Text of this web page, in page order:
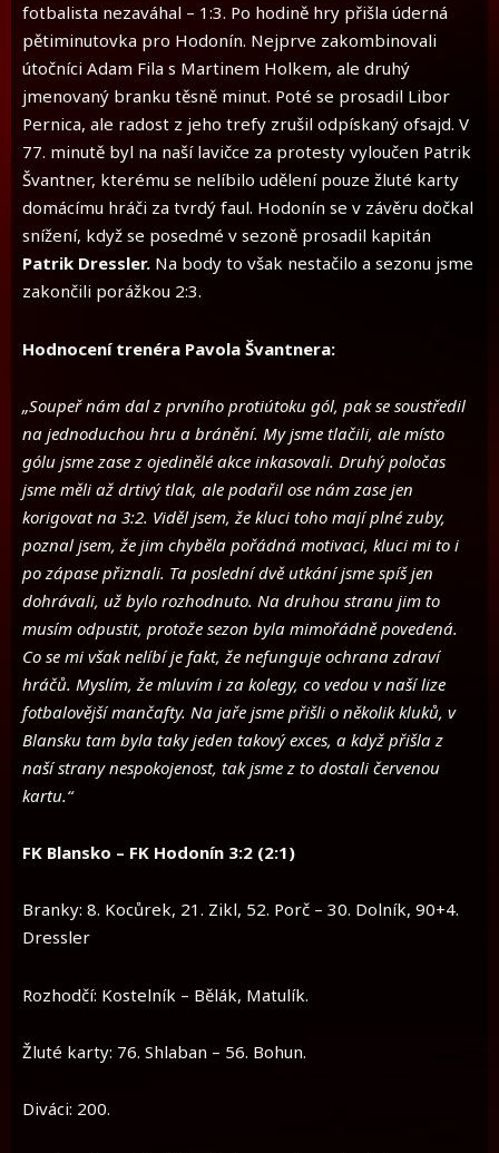
fotbalista nezaváhal – 1:3. Po hodině hry přišla úderná
pětiminutovka pro Hodonín. Nejprve zakombinovali
útočníci Adam Fila s Martinem Holkem, ale druhý
jmenovaný branku těsně minut. Poté se prosadil Libor
Pernica, ale radost z jeho trefy zrušil odpískaný ofsajd. V
77. minutě byl na naší lavičce za protesty vyloučen Patrik
Švantner, kterému se nelíbilo udělení pouze žluté karty
domácímu hráči za tvrdý faul. Hodonín se v závěru dočkal
snížení, když se posedmé v sezoně prosadil kapitán
Patrik Dressler. Na body to však nestačilo a sezonu jsme
zakončili porážkou 2:3.
Hodnocení trenéra Pavola Švantnera:
„Soupeř nám dal z prvního protiútoku gól, pak se soustředil
na jednoduchou hru a bránění. My jsme tlačili, ale místo
gólu jsme zase z ojedinělé akce inkasovali. Druhý poločas
jsme měli až drtivý tlak, ale podařil ose nám zase jen
korigovat na 3:2. Viděl jsem, že kluci toho mají plné zuby,
poznal jsem, že jim chyběla pořádná motivaci, kluci mi to i
po zápase přiznali. Ta poslední dvě utkání jsme spíš jen
dohrávali, už bylo rozhodnuto. Na druhou stranu jim to
musím odpustit, protože sezon byla mimořádně povedená.
Co se mi však nelíbí je fakt, že nefunguje ochrana zdraví
hráčů. Myslím, že mluvím i za kolegy, co vedou v naší lize
fotbalovější mančafty. Na jaře jsme přišli o několik kluků, v
Blansku tam byla taky jeden takový exces, a když přišla z
naší strany nespokojenost, tak jsme z to dostali červenou
kartu.“
FK Blansko – FK Hodonín 3:2 (2:1)
Branky: 8. Kocůrek, 21. Zikl, 52. Porč – 30. Dolník, 90+4.
Dressler
Rozhodčí: Kostelník – Bělák, Matulík.
Žluté karty: 76. Shlaban – 56. Bohun.
Diváci: 200.